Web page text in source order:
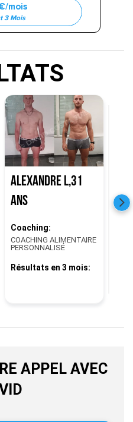
mois
3 Mois
APPEL AVEC
Alexandre L,31
ans
Coaching:
COACHING ALIMENTAIRE
PERSONNALISÉ
Résultats en 3 mois: